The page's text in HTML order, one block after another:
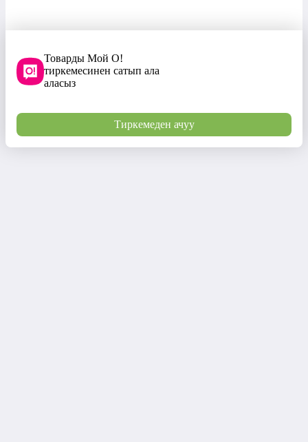
Товарды Мой О!
тиркемесинен сатып ала
аласыз
Тиркемеден ачуу